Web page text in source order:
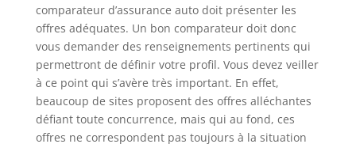
comparateur d’assurance auto doit présenter les
offres adéquates. Un bon comparateur doit donc
vous demander des renseignements pertinents qui
permettront de définir votre profil. Vous devez veiller
à ce point qui s’avère très important. En effet,
beaucoup de sites proposent des offres alléchantes
défiant toute concurrence, mais qui au fond, ces
offres ne correspondent pas toujours à la situation